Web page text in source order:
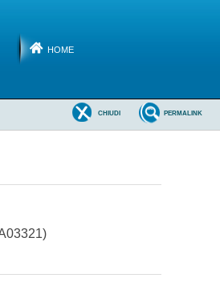
HOME
PERMALINK
CHIUDI